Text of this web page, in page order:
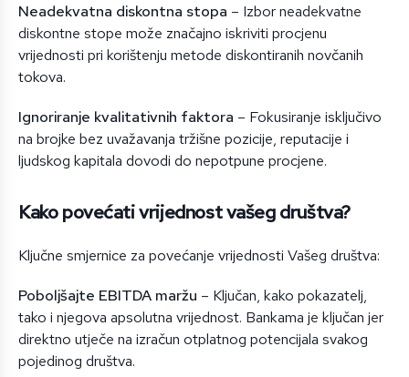
Neadekvatna diskontna stopa – Izbor neadekvatne
diskontne stope može značajno iskriviti procjenu
vrijednosti pri korištenju metode diskontiranih novčanih
tokova.
Ignoriranje kvalitativnih faktora – Fokusiranje isključivo
na brojke bez uvažavanja tržišne pozicije, reputacije i
ljudskog kapitala dovodi do nepotpune procjene.
Kako povećati vrijednost vašeg društva?
Ključne smjernice za povećanje vrijednosti Vašeg društva:
Poboljšajte EBITDA maržu – Ključan, kako pokazatelj,
tako i njegova apsolutna vrijednost. Bankama je ključan jer
direktno utječe na izračun otplatnog potencijala svakog
pojedinog društva.